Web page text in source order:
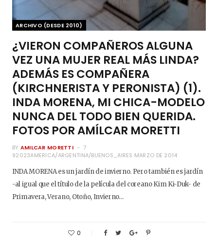
ARCHIVO (DESDE 2010)
¿VIERON COMPAÑEROS ALGUNA
VEZ UNA MUJER REAL MÁS LINDA?
ADEMÁS ES COMPAÑERA
(KIRCHNERISTA Y PERONISTA) (1).
INDA MORENA, MI CHICA-MODELO
NUNCA DEL TODO BIEN QUERIDA.
FOTOS POR AMÍLCAR MORETTI
BY AMILCAR MORETTI
7
92023AMERICA/ARGENTINA/BUENOS_AIRES MARZO DE 2014
INDA MORENA es un jardín de invierno. Pero también es jardín
-al igual que el título de la película del coreano Kim Ki-Duk- de
Primavera, Verano, Otoño, Invierno…
0